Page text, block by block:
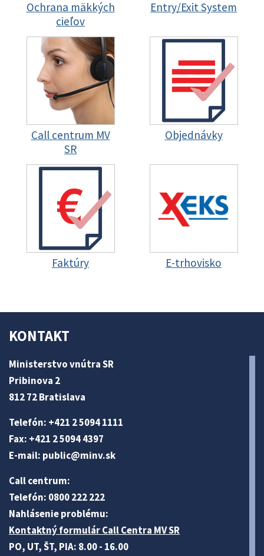
Ochrana mäkkých
cieľov
Entry/Exit System
Call centrum MV
SR
Objednávky
Faktúry E-trhovisko
KONTAKT
Ministerstvo vnútra SR
Pribinova 2
812 72 Bratislava
Telefón: +421 2 5094 1111
Fax: +421 2 5094 4397
E-mail: public@minv.sk
Call centrum:
Telefón: 0800 222 222
Nahlásenie problému:
Kontaktný formulár Call Centra MV SR
PO, UT, ŠT, PIA: 8.00 - 16.00